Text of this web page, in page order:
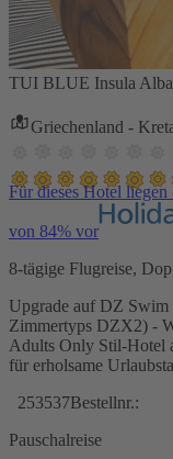
TUI BLUE Insula
Griechenland -
Für dieses Hotel
von 84% vor
8-tägige Flugreise,
Upgrade auf DZ Swim
Zimmertyps DZX2) -
Adults Only Stil-Hotel
für erholsame
253537Bestellnr.:
Pauschalreise